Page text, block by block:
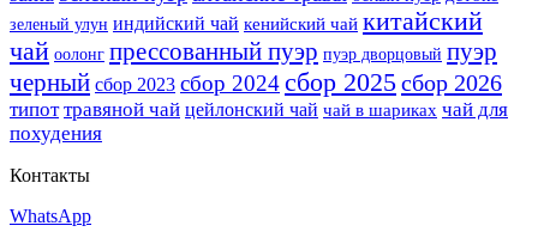
зеленый улун индийский чай кенийский чай китайский
чай оолонг прессованный пуэр пуэр дворцовый пуэр
черный сбор 2023 сбор 2024сбор 2025сбор 2026
типот травяной чай цейлонский чай чай в шариках чай для
похудения
Контакты
WhatsApp